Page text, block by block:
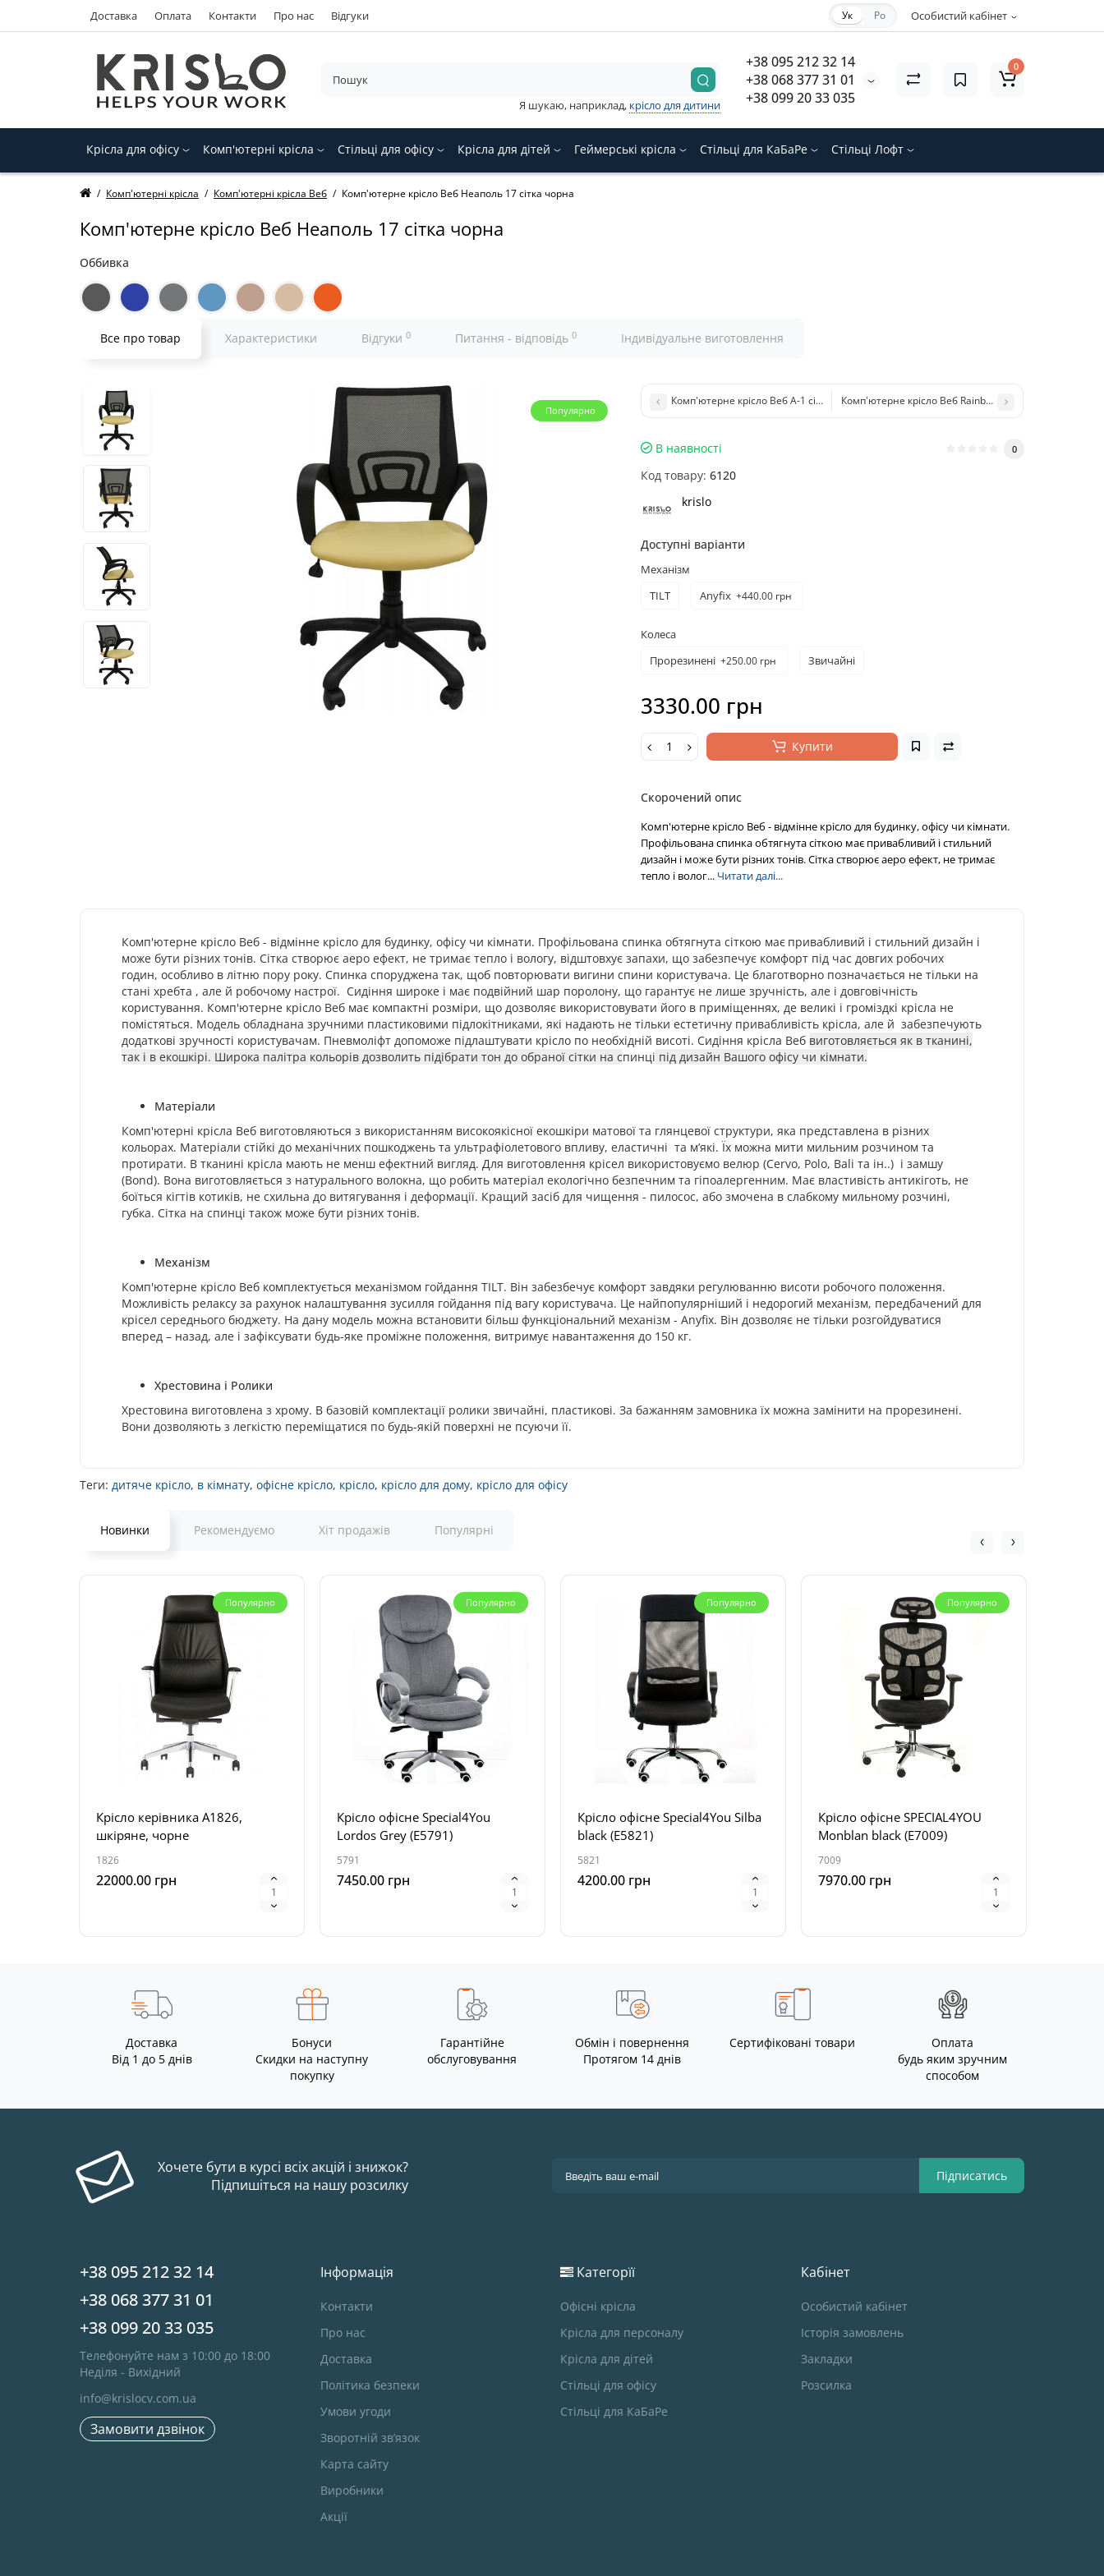
Доставка Оплата Контакти Про нас Відгуки Особистий кабінет
Ук Ро
+38 095 212 32 14
+38 068 377 31 01
+38 099 20 33 035
Я шукаю, наприклад, крісло для дитини
0
Крісла для офісу Комп'ютерні крісла Стільці для офісу Крісла для дітей Геймерські крісла Стільці для КаБаРе Стільці Лофт
Комп'ютерні крісла Комп'ютерні крісла Веб Комп'ютерне крісло Веб Неаполь 17 сітка чорна
Комп'ютерне крісло Веб Неаполь 17 сітка чорна
Оббивка
Все про товар Характеристики Відгуки 0 Питання - відповідь 0 Індивідуальне виготовлення
Популярно
Комп'ютерне крісло Веб А-1 сітка червонаКомп'ютерне крісло Веб Rainbow Yellow сітка чорна
В наявності 0
Код товару: 6120
krislo
Доступні варіанти
Механізм
TILT
Anyfix +440.00 грн
Колеса
Прорезинені +250.00 грн Звичайні
3330.00 грн
Купити
Скорочений опис
Комп'ютерне крісло Веб - відмінне крісло для будинку, офісу чи кімнати.
Профільована спинка обтягнута сіткою має привабливий і стильний
дизайн і може бути різних тонів. Сітка створює аеро ефект, не тримає
тепло і волог... Читати далі...
Комп'ютерне крісло Веб - відмінне крісло для будинку, офісу чи кімнати. Профільована спинка обтягнута сіткою має привабливий і стильний дизайн і
може бути різних тонів. Сітка створює аеро ефект, не тримає тепло і вологу, відштовхує запахи, що забезпечує комфорт під час довгих робочих
годин, особливо в літню пору року. Спинка споруджена так, щоб повторювати вигини спини користувача. Це благотворно позначається не тільки на
стані хребта , але й робочому настрої. Сидіння широке і має подвійний шар поролону, що гарантує не лише зручність, але і довговічність
користування. Комп'ютерне крісло Веб має компактні розміри, що дозволяє використовувати його в приміщеннях, де великі і громіздкі крісла не
помістяться. Модель обладнана зручними пластиковими підлокітниками, які надають не тільки естетичну привабливість крісла, але й забезпечують
додаткові зручності користувачам. Пневмоліфт допоможе підлаштувати крісло по необхідній висоті. Сидіння крісла Веб виготовляється як в тканині,
так і в екошкірі. Широка палітра кольорів дозволить підібрати тон до обраної сітки на спинці під дизайн Вашого офісу чи кімнати.
Матеріали
Комп'ютерні крісла Веб виготовляються з використанням високоякісної екошкіри матової та глянцевої структури, яка представлена в різних
кольорах. Матеріали стійкі до механічних пошкоджень та ультрафіолетового впливу, еластичні та м’які. Їх можна мити мильним розчином та
протирати. В тканині крісла мають не менш ефектний вигляд. Для виготовлення крісел використовуємо велюр (Cervo, Polo, Bali та ін..) і замшу
(Bond). Вона виготовляється з натурального волокна, що робить матеріал екологічно безпечним та гіпоалергенним. Має властивість антикіготь, не
боїться кігтів котиків, не схильна до витягування і деформації. Кращий засіб для чищення - пилосос, або змочена в слабкому мильному розчині,
губка. Сітка на спинці також може бути різних тонів.
Механізм
Комп'ютерне крісло Веб комплектується механізмом гойдання TILT. Він забезбечує комфорт завдяки регулюванню висоти робочого положення.
Можливість релаксу за рахунок налаштування зусилля гойдання під вагу користувача. Це найпопулярніший і недорогий механізм, передбачений для
крісел середнього бюджету. На дану модель можна встановити більш функціональний механізм - Anyfix. Він дозволяє не тільки розгойдуватися
вперед – назад, але і зафіксувати будь-яке проміжне положення, витримує навантаження до 150 кг.
Хрестовина і Ролики
Хрестовина виготовлена з хрому. В базовій комплектації ролики звичайні, пластикові. За бажанням замовника їх можна замінити на прорезинені.
Вони дозволяють з легкістю переміщатися по будь-якій поверхні не псуючи її.
Теги: дитяче крісло, в кімнату, офісне крісло, крісло, крісло для дому, крісло для офісу
Новинки Рекомендуємо Хіт продажів Популярні
Популярно
Крісло керівника A1826,
шкіряне, чорне
1826
22000.00 грн
Популярно
Крісло офісне Special4You
Lordos Grey (E5791)
5791
7450.00 грн
Популярно
Крісло офісне Special4You Silba
black (E5821)
5821
4200.00 грн
Популярно
Крісло офісне SPECIAL4YOU
Monblan black (E7009)
7009
7970.00 грн
Доставка
Від 1 до 5 днів
Бонуси
Скидки на наступну
покупку
Гарантійне
обслуговування
Обмін і повернення
Протягом 14 днів
Сертифіковані товари
Оплата
будь яким зручним
способом
Хочете бути в курсі всіх акцій і знижок?
Підпишіться на нашу розсилку
Підписатись
+38 095 212 32 14
+38 068 377 31 01
+38 099 20 33 035
Телефонуйте нам з 10:00 до 18:00
Неділя - Вихідний
info@krislocv.com.ua
Замовити дзвінок
Інформація
Контакти
Про нас
Доставка
Політика безпеки
Умови угоди
Зворотній зв’язок
Карта сайту
Виробники
Акції
Категорїї
Офісні крісла
Крісла для персоналу
Крісла для дітей
Стільці для офісу
Стільці для КаБаРе
Кабінет
Особистий кабінет
Історія замовлень
Закладки
Розсилка